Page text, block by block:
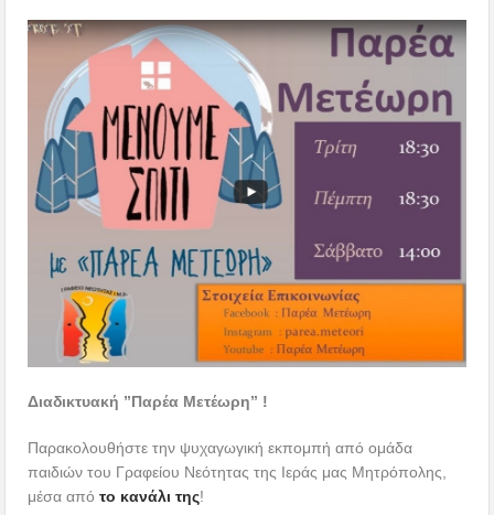
Διαδικτυακή ”Παρέα Μετέωρη” !
Παρακολουθήστε την ψυχαγωγική εκπομπή από ομάδα
παιδιών του Γραφείου Νεότητας της Ιεράς μας Μητρόπολης,
μέσα απότο κανάλι της!